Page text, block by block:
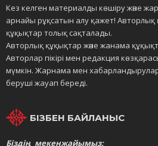
Кез келген материалды көшіру және
арнайы рұқсатын алу қажет! Авторлық
құқықтар толық сақталады.
Авторлық құқықтар және жанама
Авторлар пікірі мен редакция
мүмкін. Жарнама мен
беруші жауап береді.
БІЗБЕН БАЙЛАНЫС
Біздің мекенжайымыз: